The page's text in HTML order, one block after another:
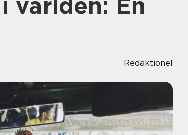
Redaktionel